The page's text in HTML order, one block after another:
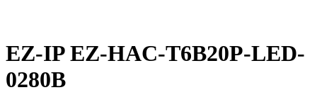
EZ-IP EZ-HAC-T6B20P-LED-
0280B